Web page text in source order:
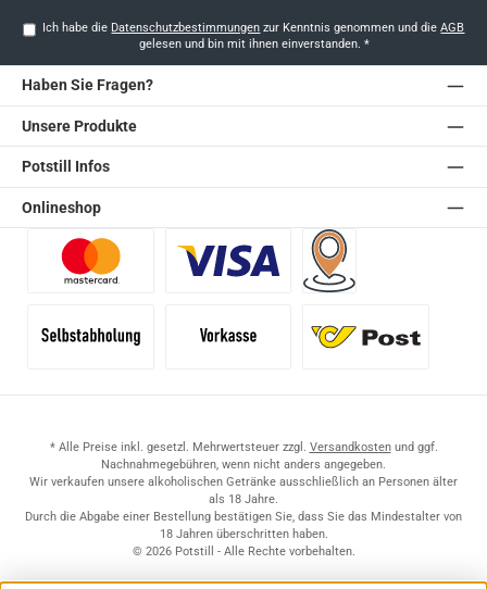
Ich habe die Datenschutzbestimmungen zur Kenntnis genommen und dieAGB
gelesen und bin mit ihnen einverstanden. *
Haben Sie Fragen?
Unsere Produkte
Potstill Infos
Onlineshop
* Alle Preise inkl. gesetzl. Mehrwertsteuer zzgl. Versandkostenund ggf.
Nachnahmegebühren, wenn nicht anders angegeben.
Wir verkaufen unsere alkoholischen Getränke ausschließlich an Personen älter
als 18 Jahre.
Durch die Abgabe einer Bestellung bestätigen Sie, dass Sie das Mindestalter von
18 Jahren überschritten haben.
© 2026 Potstill - Alle Rechte vorbehalten.